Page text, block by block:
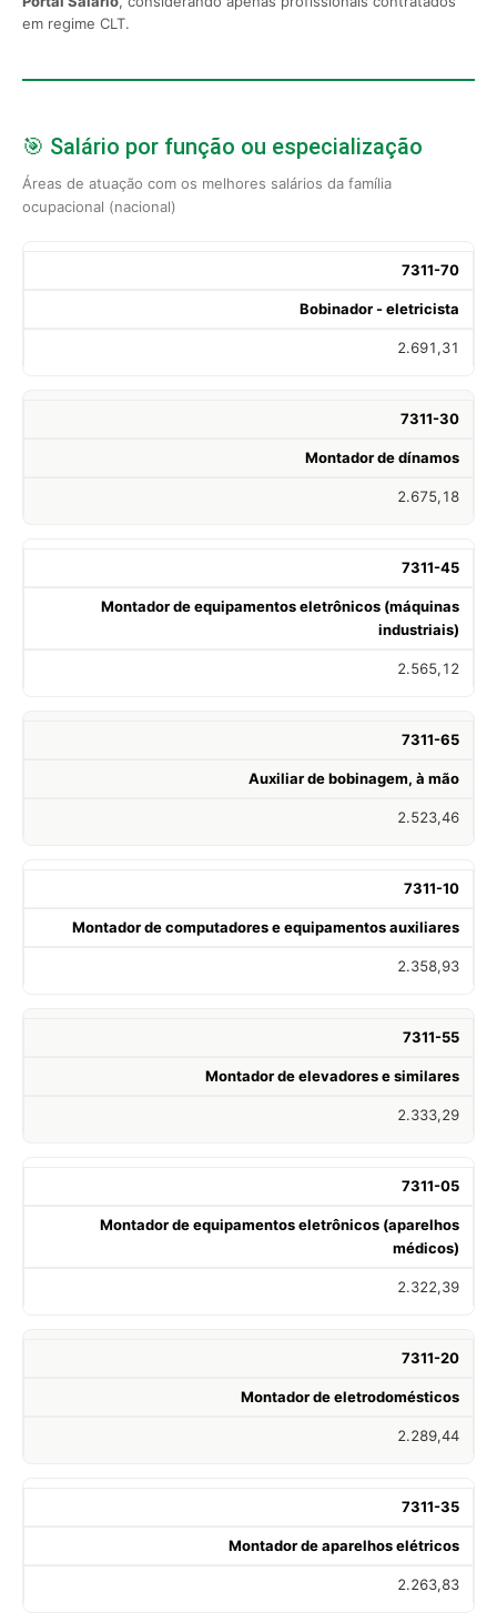
em regime CLT.
🎯 Salário por função ou especialização
Áreas de atuação com os melhores salários da família
ocupacional (nacional)
7311-70
Bobinador - eletricista
2.691,31
7311-30
Montador de dínamos
2.675,18
7311-45
Montador de equipamentos eletrônicos (máquinas
industriais)
2.565,12
7311-65
Auxiliar de bobinagem, à mão
2.523,46
7311-10
Montador de computadores e equipamentos auxiliares
2.358,93
7311-55
Montador de elevadores e similares
2.333,29
7311-05
Montador de equipamentos eletrônicos (aparelhos
médicos)
2.322,39
7311-20
Montador de eletrodomésticos
2.289,44
7311-35
Montador de aparelhos elétricos
2.263,83